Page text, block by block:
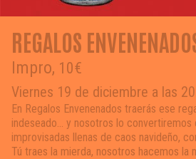
REGALOS
Impro, 10€
Viernes 19 de diciembre a las
En Regalos Envenenados traerás ese
indeseado… y nosotros lo convertiremos
improvisadas llenas de caos navideño,
Tú traes la mierda, nosotros hacemos la